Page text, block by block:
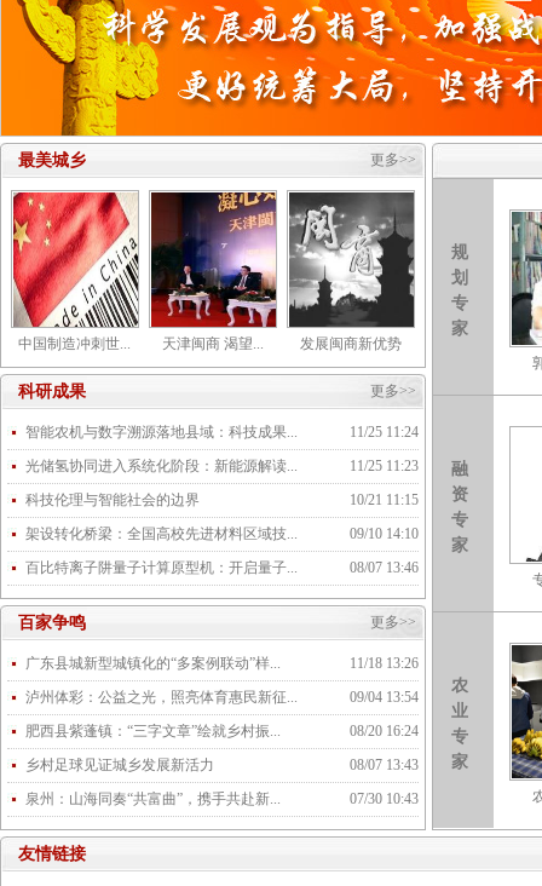
最美城乡 更多>>
中国制造冲刺世... 天津闽商 渴望... 发展闽商新优势
科研成果 更多>>
智能农机与数字溯源落地县域：科技成果...
11/25 11:24
光储氢协同进入系统化阶段：新能源解读...
11/25 11:23
科技伦理与智能社会的边界
10/21 11:15
架设转化桥梁：全国高校先进材料区域技...
09/10 14:10
百比特离子阱量子计算原型机：开启量子...
08/07 13:46
百家争鸣 更多>>
广东县城新型城镇化的“多案例联动”样...
11/18 13:26
泸州体彩：公益之光，照亮体育惠民新征...
09/04 13:54
肥西县紫蓬镇：“三字文章”绘就乡村振...
08/20 16:24
乡村足球见证城乡发展新活力
08/07 13:43
泉州：山海同奏“共富曲”，携手共赴新...
07/30 10:43
规
划
专
家
融
资
专
家
农
业
专
家
友情链接